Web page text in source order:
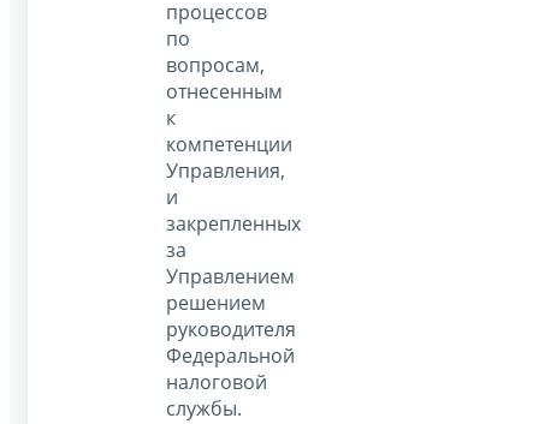
процессов
по
вопросам,
отнесенным
к
компетенции
Управления,
и
закрепленных
за
Управлением
решением
руководителя
Федеральной
налоговой
службы.